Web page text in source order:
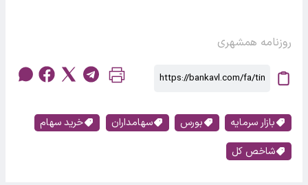
روزنامه همشهری
بازار سرمایه بورس سهامداران
خرید سهام
شاخص کل